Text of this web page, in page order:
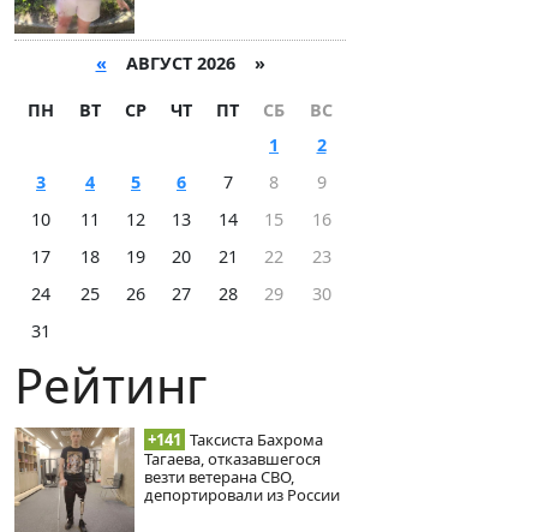
« АВГУСТ 2026 »
ПН ВТ СР ЧТ ПТ СБ
ВС
1
2
3
4 5 6 7 8
9
10
11 12 13 14 15
16
17
18 19 20 21 22
23
24
25 26 27 28 29
30
31
Рейтинг
+141 Таксиста Бахрома
Тагаева, отказавшегося
везти ветерана СВО,
депортировали из России